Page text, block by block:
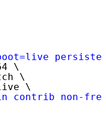
\
\
\
contrib non-